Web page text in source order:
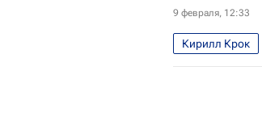
9 февраля, 12:33
Кирилл Крок
Москва